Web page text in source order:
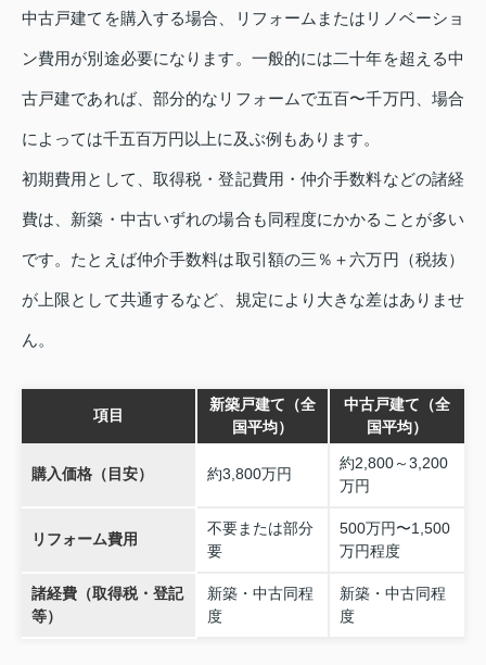
中古戸建てを購入する場合、リフォームまたはリノベーショ
ン費用が別途必要になります。一般的には二十年を超える中
古戸建であれば、部分的なリフォームで五百〜千万円、場合
によっては千五百万円以上に及ぶ例もあります。
初期費用として、取得税・登記費用・仲介手数料などの諸経
費は、新築・中古いずれの場合も同程度にかかることが多い
です。たとえば仲介手数料は取引額の三％＋六万円（税抜）
が上限として共通するなど、規定により大きな差はありませ
ん。
項目
新築戸建て（全
国平均）
中古戸建て（全
国平均）
購入価格（目安） 約3,800万円
約2,800～3,200
万円
リフォーム費用
不要または部分
要
500万円〜1,500
万円程度
諸経費（取得税・登記
等）
新築・中古同程
度
新築・中古同程
度